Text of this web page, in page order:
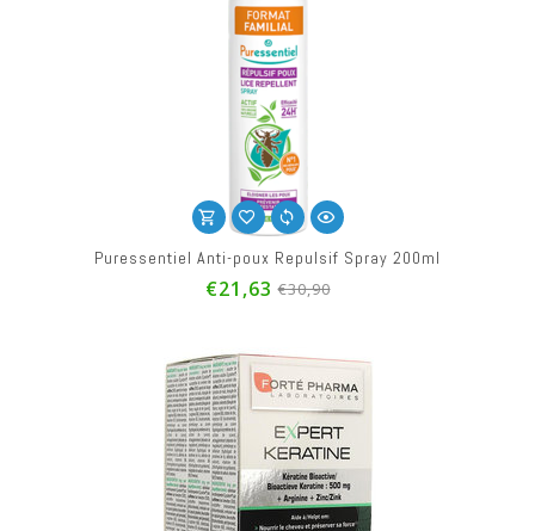
Puressentiel Anti-poux Repulsif Spray 200ml
€21,63 €30,90